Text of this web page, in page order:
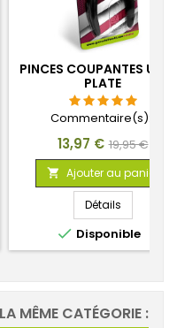
PINCES COUPANTES
PLATE
Commentaire(s):
Prix
13,97 € Prix
de
base
19,95 €
 Ajouter au panier
Détails
 Disponible
MÊME CATÉGORIE :